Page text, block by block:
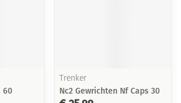
60
Trenker
Nc2 Gewrichten Nf Caps 30